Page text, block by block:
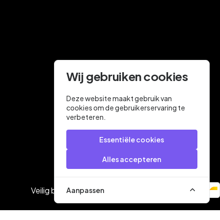
Veilig betalen met
Wij gebruiken cookies
Deze website maakt gebruik van
cookies om de gebruikerservaring te
verbeteren.
Essentiële cookies
Alles accepteren
Aanpassen